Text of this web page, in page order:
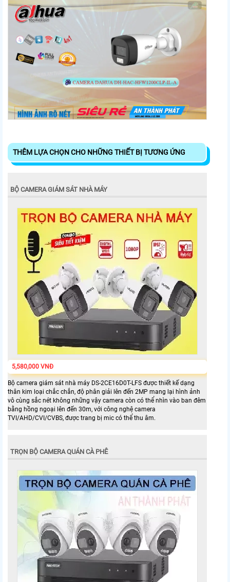
THÊM LỰA CHỌN CHO NHỮNG THIẾT BỊ TƯƠNG ỨNG
BỘ CAMERA GIÁM SÁT NHÀ MÁY
5,580,000 VNĐ
Bộ camera giám sát nhà máy DS-2CE16D0T-LFS được thiết kế dạng
thân kim loại chắc chắn, độ phân giải lên đến 2MP mang lại hình ảnh
vô cùng sắc nét không những vậy camera còn có thể nhìn vào ban đêm
bằng hồng ngoại lên đến 30m, với công nghệ camera
TVI/AHD/CVI/CVBS, được trang bị mic có thể thu âm.
TRỌN BỘ CAMERA QUÁN CÀ PHÊ